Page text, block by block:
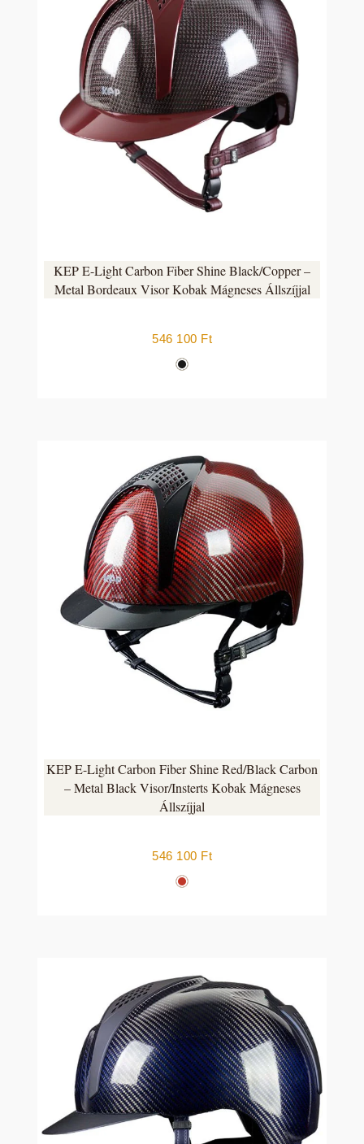
KEP E-Light Carbon Fiber Shine Black/Copper –
Metal Bordeaux Visor Kobak Mágneses Állszíjjal
546 100 Ft
KEP E-Light Carbon Fiber Shine Red/Black Carbon
– Metal Black Visor/Insterts Kobak Mágneses
Állszíjjal
546 100 Ft